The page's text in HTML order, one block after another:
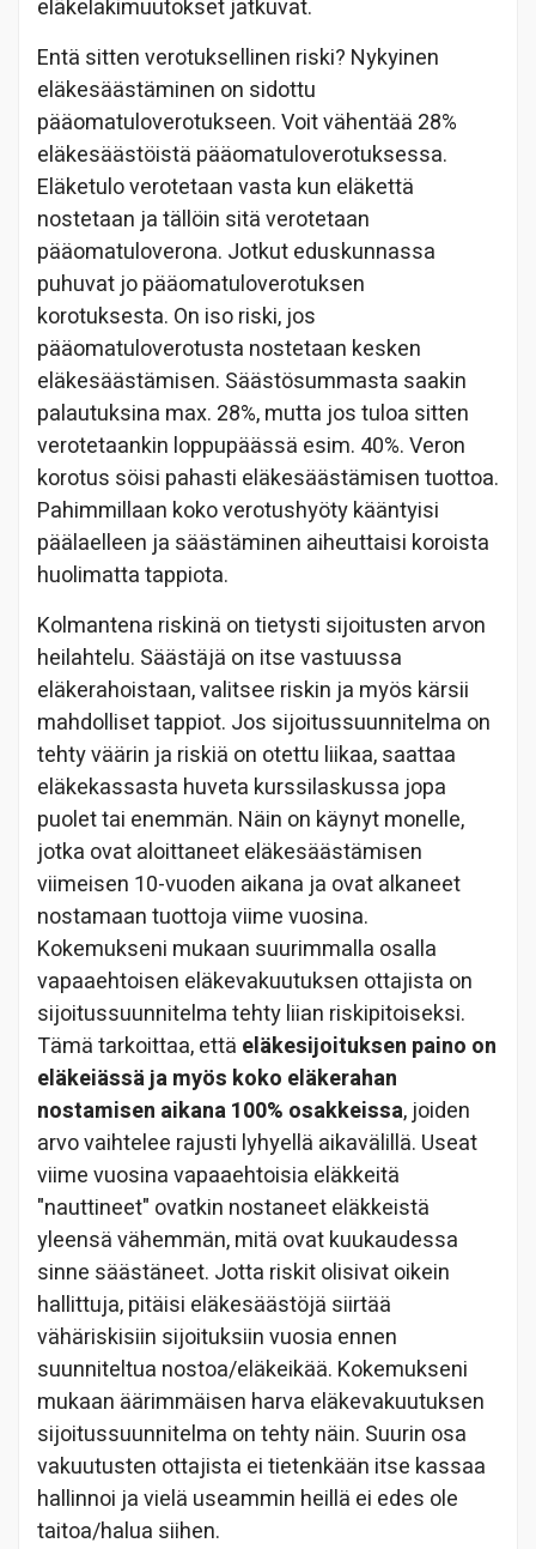
eläkelakimuutokset jatkuvat.
Entä sitten verotuksellinen riski? Nykyinen
eläkesäästäminen on sidottu
pääomatuloverotukseen. Voit vähentää 28%
eläkesäästöistä pääomatuloverotuksessa.
Eläketulo verotetaan vasta kun eläkettä
nostetaan ja tällöin sitä verotetaan
pääomatuloverona. Jotkut eduskunnassa
puhuvat jo pääomatuloverotuksen
korotuksesta. On iso riski, jos
pääomatuloverotusta nostetaan kesken
eläkesäästämisen. Säästösummasta saakin
palautuksina max. 28%, mutta jos tuloa sitten
verotetaankin loppupäässä esim. 40%. Veron
korotus söisi pahasti eläkesäästämisen tuottoa.
Pahimmillaan koko verotushyöty kääntyisi
päälaelleen ja säästäminen aiheuttaisi koroista
huolimatta tappiota.
Kolmantena riskinä on tietysti sijoitusten arvon
heilahtelu. Säästäjä on itse vastuussa
eläkerahoistaan, valitsee riskin ja myös kärsii
mahdolliset tappiot. Jos sijoitussuunnitelma on
tehty väärin ja riskiä on otettu liikaa, saattaa
eläkekassasta huveta kurssilaskussa jopa
puolet tai enemmän. Näin on käynyt monelle,
jotka ovat aloittaneet eläkesäästämisen
viimeisen 10-vuoden aikana ja ovat alkaneet
nostamaan tuottoja viime vuosina.
Kokemukseni mukaan suurimmalla osalla
vapaaehtoisen eläkevakuutuksen ottajista on
sijoitussuunnitelma tehty liian riskipitoiseksi.
Tämä tarkoittaa, että eläkesijoituksen paino on
eläkeiässä ja myös koko eläkerahan
nostamisen aikana 100% osakkeissa, joiden
arvo vaihtelee rajusti lyhyellä aikavälillä. Useat
viime vuosina vapaaehtoisia eläkkeitä
"nauttineet" ovatkin nostaneet eläkkeistä
yleensä vähemmän, mitä ovat kuukaudessa
sinne säästäneet. Jotta riskit olisivat oikein
hallittuja, pitäisi eläkesäästöjä siirtää
vähäriskisiin sijoituksiin vuosia ennen
suunniteltua nostoa/eläkeikää. Kokemukseni
mukaan äärimmäisen harva eläkevakuutuksen
sijoitussuunnitelma on tehty näin. Suurin osa
vakuutusten ottajista ei tietenkään itse kassaa
hallinnoi ja vielä useammin heillä ei edes ole
taitoa/halua siihen.